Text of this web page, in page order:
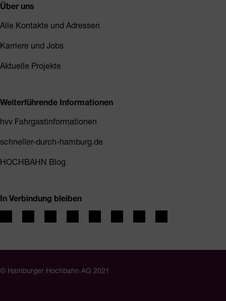
Über uns
Alle Kontakte und Adressen
Karriere und Jobs
Aktuelle Projekte
Weiterführende Informationen
hvv Fahrgastinformationen
schneller-durch-hamburg.de
HOCHBAHN Blog
In Verbindung bleiben
© Hamburger Hochbahn AG 2021